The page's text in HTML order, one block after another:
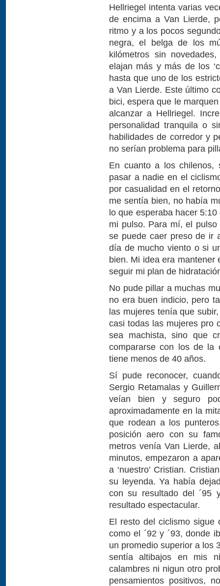
Hellriegel intenta varias
de encima a Van Lierde,
ritmo y a los pocos
negra, el belga de los
kilómetros sin
elajan más y más de los
hasta que uno de los
a Van Lierde. Este último
bici, espera que le
alcanzar a Hellriegel.
personalidad tranquila o
habilidades de corredor y
no serían problema para
En cuanto a los chilenos,
pasar a nadie en el
por casualidad en el
me sentía bien, no había
lo que esperaba hacer
mi pulso. Para mí, el
se puede caer preso de ir
día de mucho viento o si
bien. Mi idea era mantener
seguir mi plan de
No pude pillar a muchas
no era buen indicio, pero
las mujeres tenía que
casi todas las mujeres pro
sea machista, sino que
compararse con los de la
tiene menos de 40 años.
Sí pude reconocer,
Sergio Retamalas y
veían bien y seguro
aproximadamente en la
que rodean a los
posición aero con su
metros venía Van Lierde,
minutos, empezaron a
a ‘nuestro’ Cristian.
su leyenda. Ya había
con su resultado del ´95
resultado espectacular.
El resto del ciclismo sigue
como el ´92 y ´93, donde
un promedio superior a los
sentía altibajos en mis
calambres ni nigun otro
pensamientos positivos,